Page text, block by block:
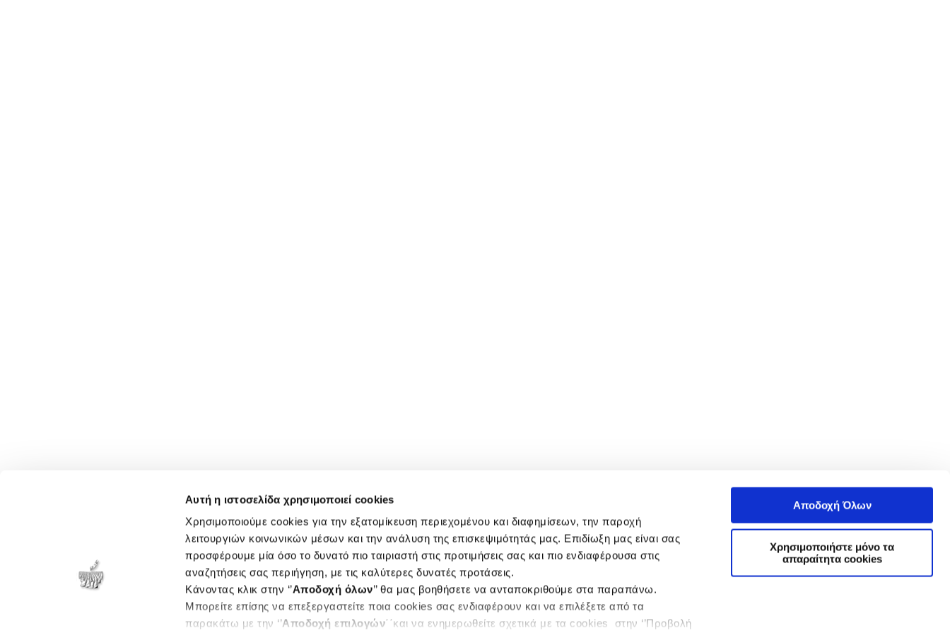
Αυτή η ιστοσελίδα χρησιμοποιεί cookies
Χρησιμοποιούμε cookies για την εξατομίκευση περιεχομένου και διαφημίσεων, την παροχή
λειτουργιών κοινωνικών μέσων και την ανάλυση της επισκεψιμότητάς μας. Επιδίωξη μας είναι σας
προσφέρουμε μία όσο το δυνατό πιο ταιριαστή στις προτιμήσεις σας και πιο ενδιαφέρουσα στις
αναζητήσεις σας περιήγηση, με τις καλύτερες δυνατές προτάσεις.
Κάνοντας κλικ στην ‘’Αποδοχή όλων’’ θα μας βοηθήσετε να ανταποκριθούμε στα παραπάνω.
Μπορείτε επίσης να επεξεργαστείτε ποια cookies σας ενδιαφέρουν και να επιλέξετε από τα
παρακάτω με την ‘’Αποδοχή επιλογών΄΄και να ενημερωθείτε σχετικά με τα cookies στην ‘’Προβολή
Αποδοχή Όλων
Χρησιμοποιήστε μόνο τα
απαραίτητα cookies